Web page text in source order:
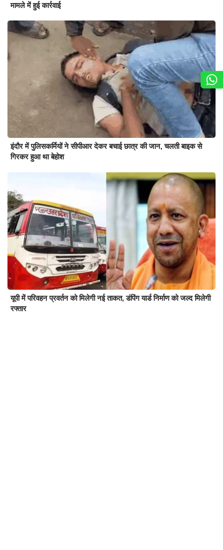
मामले में हुई कार्रवाई
इंदौर में पुलिसकर्मियों ने सीपीआर देकर बचाई छात्र की जान, चलती बाइक से
गिरकर हुआ था बेहोश
यूपी में परिवहन प्रवर्तन को मिलेगी नई ताकत, डंपिंग यार्ड निर्माण को जल्द मिलेगी
रफ्तार